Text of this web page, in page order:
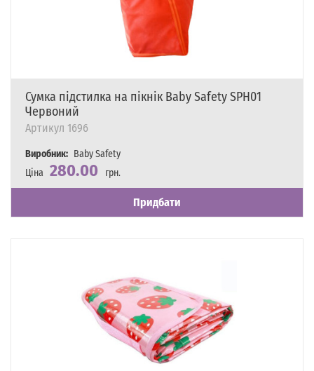
Сумка підстилка на пікнік Baby Safety SPH01
Червоний
Артикул 1696
Виробник: Baby Safety
Ціна 280.00
грн.
Наявність
Є в наявності
Придбати